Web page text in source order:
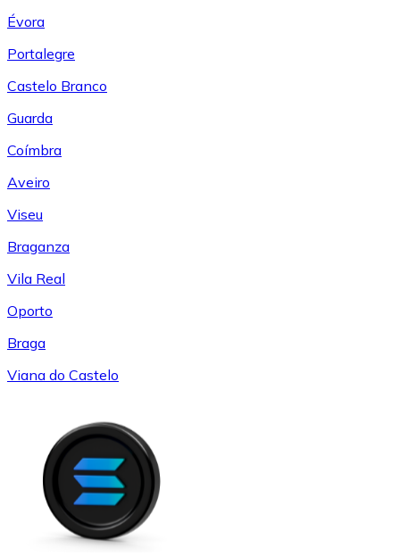
Évora
Portalegre
Castelo Branco
Guarda
Coímbra
Aveiro
Viseu
Braganza
Vila Real
Oporto
Braga
Viana do Castelo